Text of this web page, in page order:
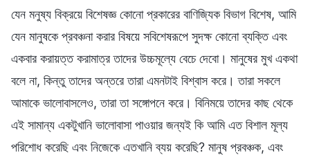
যেন মনুষ্য বিক্রয়ে বিশেষজ্ঞ কোনো প্রকারের বাণিজ্যিক বিভাগ বিশেষ, আমি
যেন মানুষকে প্রবঞ্চনা করার বিষয়ে সবিশেষরূপে সুদক্ষ কোনো ব্যক্তি এবং
একবার করায়ত্ত করামাত্র তাদের উচ্চমূল্যে বেচে দেবো। মানুষের মুখ একথা
বলে না, কিন্তু তাদের অন্তরে তারা এমনটাই বিশ্বাস করে। তারা সকলে
আমাকে ভালোবাসলেও, তারা তা সঙ্গোপনে করে। বিনিময়ে তাদের কাছ থেকে
এই সামান্য একটুখানি ভালোবাসা পাওয়ার জন্যই কি আমি এত বিশাল মূল্য
পরিশোধ করেছি এবং নিজেকে এতখানি ব্যয় করেছি? মানুষ প্রবঞ্চক, এবং